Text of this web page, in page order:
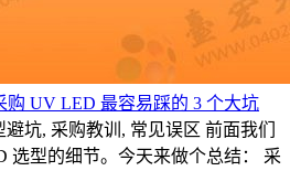
购 UV LED 最容易踩的 3 个大坑
避坑, 采购教训, 常见误区 前面我们
选型的细节。今天来做个总结： 采